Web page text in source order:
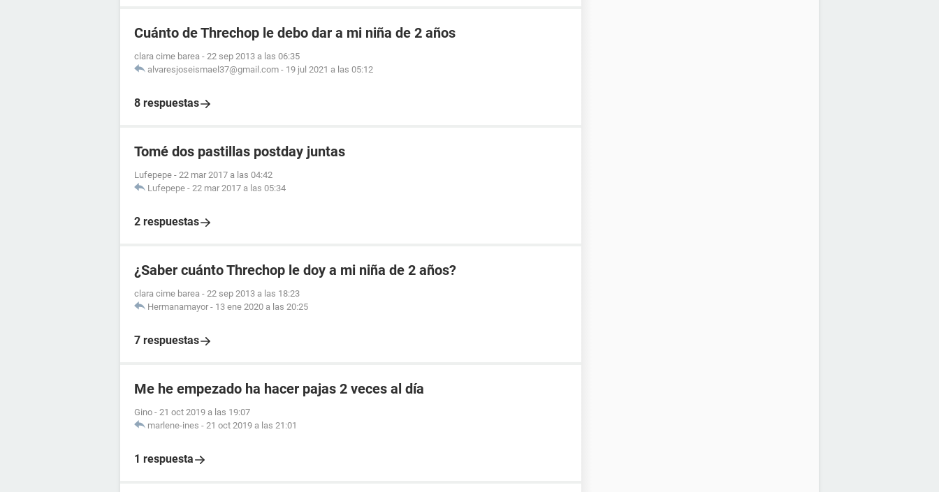
Cuánto de Threchop le debo dar a mi niña de 2 años
clara cime barea - 22 sep 2013 a las 06:35
alvaresjoseismael37@gmail.com - 19 jul 2021 a las 05:12
8 respuestas
Tomé dos pastillas postday juntas
Lufepepe - 22 mar 2017 a las 04:42
Lufepepe - 22 mar 2017 a las 05:34
2 respuestas
¿Saber cuánto Threchop le doy a mi niña de 2 años?
clara cime barea - 22 sep 2013 a las 18:23
Hermanamayor - 13 ene 2020 a las 20:25
7 respuestas
Me he empezado ha hacer pajas 2 veces al día
Gino - 21 oct 2019 a las 19:07
marlene-ines - 21 oct 2019 a las 21:01
1 respuesta